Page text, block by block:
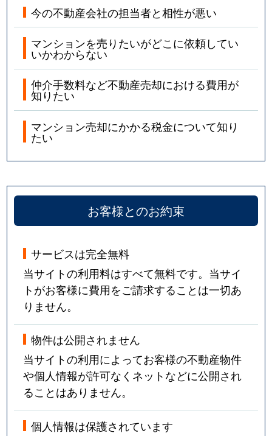
今の不動産会社の担当者と相性が悪い
マンションを売りたいがどこに依頼してい
いかわからない
仲介手数料など不動産売却における費用が
知りたい
マンション売却にかかる税金について知り
たい
お客様とのお約束
サービスは完全無料
当サイトの利用料はすべて無料です。当サイ
トがお客様に費用をご請求することは一切あ
りません。
物件は公開されません
当サイトの利用によってお客様の不動産物件
や個人情報が許可なくネットなどに公開され
ることはありません。
個人情報は保護されています